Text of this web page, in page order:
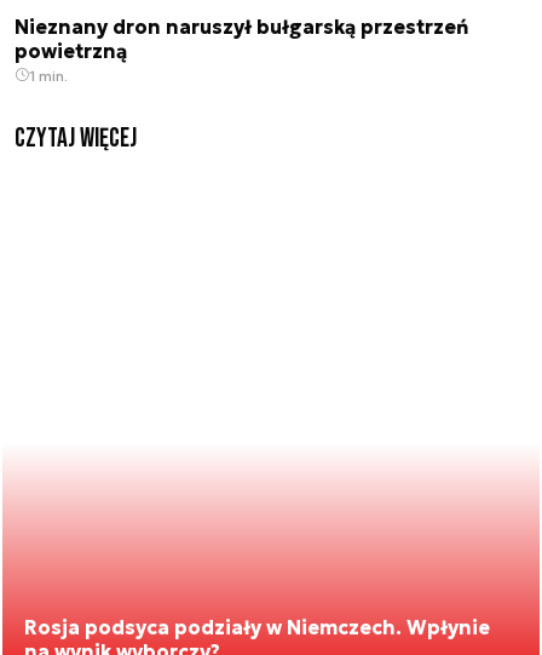
Nieznany dron naruszył bułgarską przestrzeń
powietrzną
1 min.
czytaj więcej
Rosja podsyca podziały w Niemczech. Wpłynie